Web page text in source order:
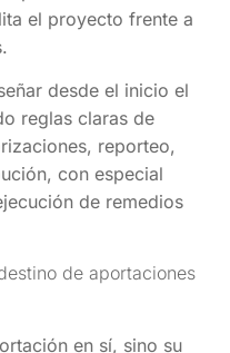
el proyecto frente a
desde el inicio el
reglas claras de
reporteo,
con especial
de remedios
de aportaciones
en sí, sino su